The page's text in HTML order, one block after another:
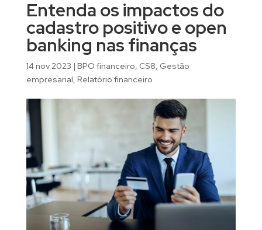
Entenda os impactos do
cadastro positivo e open
banking nas finanças
14 nov 2023 | BPO financeiro, CS8, Gestão
empresarial, Relatório financeiro